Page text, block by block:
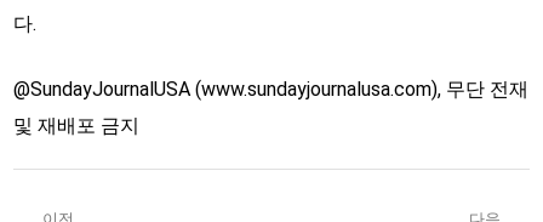
다.
@SundayJournalUSA (www.sundayjournalusa.com), 무단 전재
및 재배포 금지